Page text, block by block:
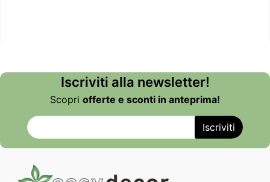
Iscriviti alla newsletter!
Scopri offerte e sconti in anteprima!